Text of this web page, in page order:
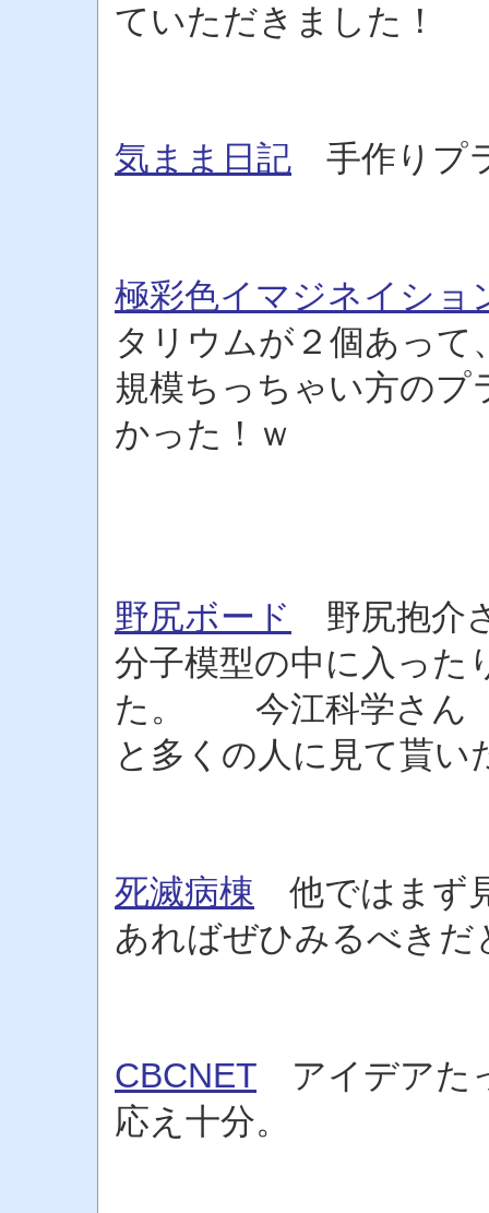
ていただきました！
気まま日記 手作りプ
極彩色イマジネイショ
タリウムが２個あっ
規模ちっちゃい方のプ
かった！ｗ
野尻ボード
野尻抱介
分子模型の中に入った
た。 今江科学さん
と多くの人に見て貰い
死滅病棟 他ではまず
あればぜひみるべきだ
CBCNET アイデアた
応え十分。